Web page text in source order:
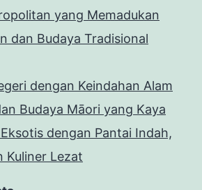
yang Memadukan
dan Budaya Tradisional
dengan Keindahan Alam
Budaya Māori yang Kaya
dengan Pantai Indah,
Kuliner Lezat